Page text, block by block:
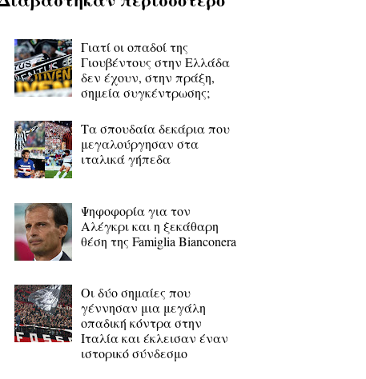
Γιατί οι οπαδοί της
Γιουβέντους στην Ελλάδα
δεν έχουν, στην πράξη,
σημεία συγκέντρωσης;
Τα σπουδαία δεκάρια που
μεγαλούργησαν στα
ιταλικά γήπεδα
Ψηφοφορία για τον
Αλέγκρι και η ξεκάθαρη
θέση της Famiglia Bianconera
Οι δύο σημαίες που
γέννησαν μια μεγάλη
οπαδική κόντρα στην
Ιταλία και έκλεισαν έναν
ιστορικό σύνδεσμο